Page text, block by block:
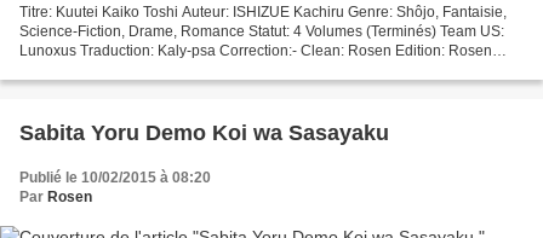
Titre: Kuutei Kaiko Toshi Auteur: ISHIZUE Kachiru Genre: Shôjo, Fantaisie,
Science-Fiction, Drame, Romance Statut: 4 Volumes (Terminés) Team US:
Lunoxus Traduction: Kaly-psa Correction:- Clean: Rosen Edition: Rosen
Sabita Yoru Demo Koi wa Sasayaku
Publié le 10/02/2015 à 08:20
Par Rosen